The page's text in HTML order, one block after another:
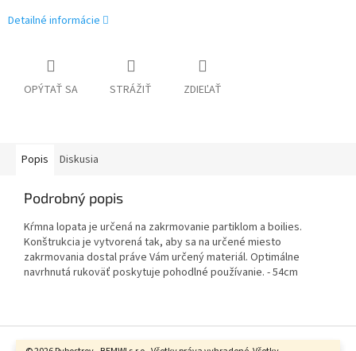
Detailné informácie
OPÝTAŤ SA STRÁŽIŤ ZDIEĽAŤ
Popis Diskusia
Podrobný popis
Kŕmna lopata je určená na zakrmovanie partiklom a boilies.
Konštrukcia je vytvorená tak, aby sa na určené miesto
zakrmovania dostal práve Vám určený materiál. Optimálne
navrhnutá rukoväť poskytuje pohodlné používanie. - 54cm